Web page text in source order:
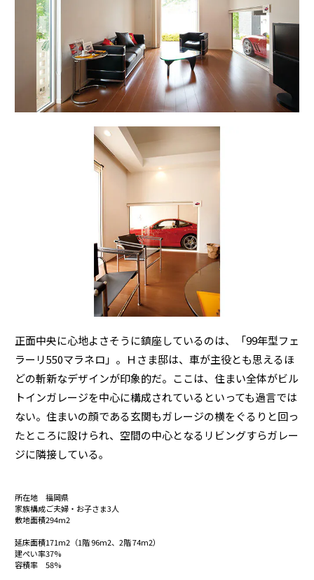
ミサワアイデンティティ
正面中央に心地よさそうに鎮座しているのは、「99年型フェ
ラーリ550マラネロ」。Ｈさま邸は、車が主役とも思えるほ
どの斬新なデザインが印象的だ。ここは、住まい全体がビル
トインガレージを中心に構成されているといっても過言では
ない。住まいの顔である玄関もガレージの横をぐるりと回っ
たところに設けられ、空間の中心となるリビングすらガレー
ジに隣接している｡
所在地
福岡県
家族構成ご夫婦・お子さま3人
敷地面積294m2
延床面積171m2（1階 96m2、2階 74m2）
建ぺい率37%
容積率
58%